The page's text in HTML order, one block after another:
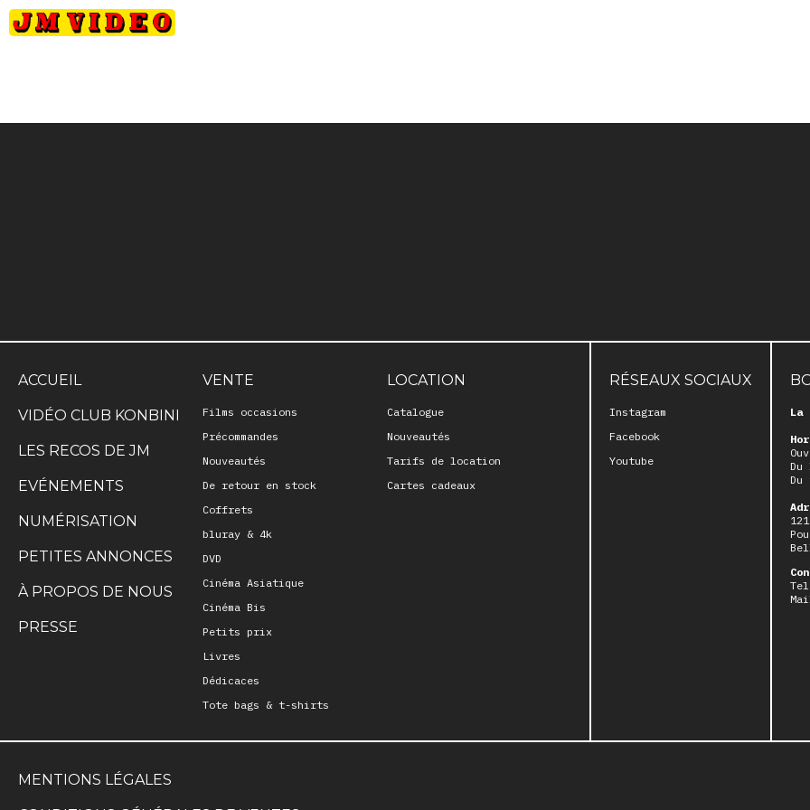
ACCUEIL VENTE
Films occasions
Précommandes
Nouveautés
De retour en stock
Coffrets
bluray & 4k
DVD
Cinéma Asiatique
Cinéma Bis
Petits prix
Livres
Dédicaces
Tote bags & t-shirts
LOCATION
Catalogue
Nouveautés
Tarifs de location
Cartes cadeaux
VIDÉO CLUB KONBINI
LES RECOS DE JM
EVÉNEMENTS
NUMÉRISATION
PETITES ANNONCES
À PROPOS DE NOUS
PRESSE
RÉSEAUX SOCIAUX
Instagram
Facebook
Youtube
La
MENTIONS LÉGALES